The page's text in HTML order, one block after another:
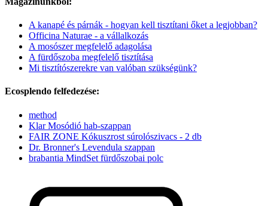
A kanapé és párnák - hogyan kell tisztítani őket a legjobban?
Officina Naturae - a vállalkozás
A mosószer megfelelő adagolása
A fürdőszoba megfelelő tisztítása
Mi tisztítószerekre van valóban szükségünk?
Ecosplendo felfedezése:
method
Klar Mosódió hab-szappan
FAIR ZONE Kókuszrost súrolószivacs - 2 db
Dr. Bronner's Levendula szappan
brabantia MindSet fürdőszobai polc